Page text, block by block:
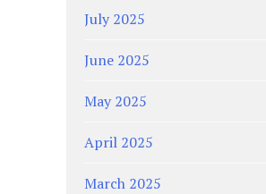
July 2025
June 2025
May 2025
April 2025
March 2025